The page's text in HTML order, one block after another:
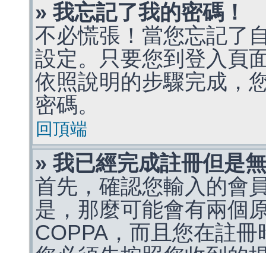
» 我忘記了我的密碼！
不必慌張！當您忘記了
設定。只要您到登入頁
依照說明的步驟完成，
密碼。
回頂端
» 我已經完成註冊但是
首先，確認您輸入的會
是，那麼可能會有兩個
COPPA，而且您在註